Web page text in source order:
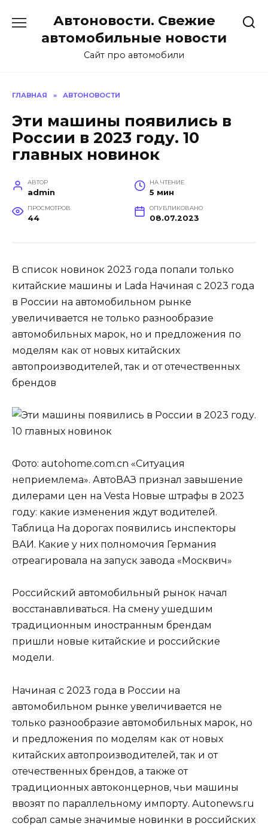
содержанию
Автоновости. Свежие
автомобильные новости
Сайт про автомобили
ГЛАВНАЯ » АВТОНОВОСТИ
Эти машины появились в
России в 2023 году. 10
главных новинок
АВТОР
admin
НА ЧТЕНИЕ
5 мин
ПРОСМОТРОВ
44
ОПУБЛИКОВАНО
08.07.2023
В список новинок 2023 года попали только
китайские машины и Lada Начиная с 2023 года
в России на автомобильном рынке
увеличивается не только разнообразие
автомобильных марок, но и предложения по
моделям как от новых китайских
автопроизводителей, так и от отечественных
брендов
Фото: autohome.com.cn «Ситуация
неприемлема». АвтоВАЗ признал завышение
дилерами цен на Vesta Новые штрафы в 2023
году: какие изменения ждут водителей.
Таблица На дорогах появились инспекторы
ВАИ. Какие у них полномочия Германия
отреагировала на запуск завода «Москвич»
Российский автомобильный рынок начал
восстанавливаться. На смену ушедшим
традиционным иностранным брендам
пришли новые китайские и российские
модели.
Начиная с 2023 года в России на
автомобильном рынке увеличивается не
только разнообразие автомобильных марок, но
и предложения по моделям как от новых
китайских автопроизводителей, так и от
отечественных брендов, а также от
традиционных автоконцернов, чьи машины
ввозят по параллельному импорту. Autonews.ru
собрал самые значимые новинки в российских